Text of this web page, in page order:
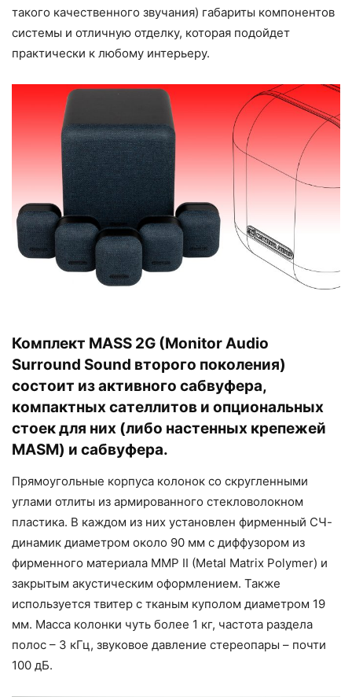
такого качественного звучания) габариты компонентов
системы и отличную отделку, которая подойдет
практически к любому интерьеру.
Комплект MASS 2G (Monitor Audio
Surround Sound второго поколения)
состоит из активного сабвуфера,
компактных сателлитов и опциональных
стоек для них (либо настенных крепежей
MASM) и сабвуфера.
Прямоугольные корпуса колонок со скругленными
углами отлиты из армированного стекловолокном
пластика. В каждом из них установлен фирменный СЧ-
динамик диаметром около 90 мм с диффузором из
фирменного материала MMP II (Metal Matrix Polymer) и
закрытым акустическим оформлением. Также
используется твитер с тканым куполом диаметром 19
мм. Масса колонки чуть более 1 кг, частота раздела
полос – 3 кГц, звуковое давление стереопары – почти
100 дБ.